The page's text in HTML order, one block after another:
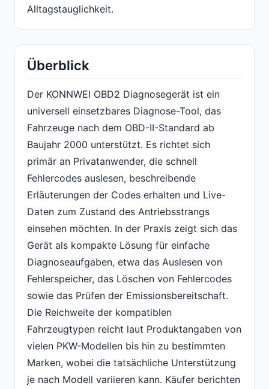
Alltagstauglichkeit.
Überblick
Der KONNWEI OBD2 Diagnosegerät ist ein
universell einsetzbares Diagnose-Tool, das
Fahrzeuge nach dem OBD-II-Standard ab
Baujahr 2000 unterstützt. Es richtet sich
primär an Privatanwender, die schnell
Fehlercodes auslesen, beschreibende
Erläuterungen der Codes erhalten und Live-
Daten zum Zustand des Antriebsstrangs
einsehen möchten. In der Praxis zeigt sich das
Gerät als kompakte Lösung für einfache
Diagnoseaufgaben, etwa das Auslesen von
Fehlerspeicher, das Löschen von Fehlercodes
sowie das Prüfen der Emissionsbereitschaft.
Die Reichweite der kompatiblen
Fahrzeugtypen reicht laut Produktangaben von
vielen PKW-Modellen bis hin zu bestimmten
Marken, wobei die tatsächliche Unterstützung
je nach Modell variieren kann. Käufer berichten